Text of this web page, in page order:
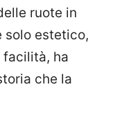
ruote in
solo estetico,
facilità, ha
che la